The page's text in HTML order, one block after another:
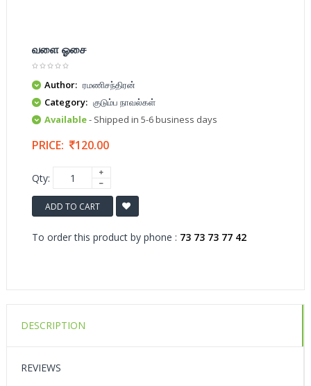
வளை ஓசை
Author: ரமணிசந்திரன்
Category: குடும்ப நாவல்கள்
Available- Shipped in 5-6 business days
PRICE: 120.00
Qty:
ADD TO CART
To order this product by phone : 73 73 73 77 42
DESCRIPTION
REVIEWS